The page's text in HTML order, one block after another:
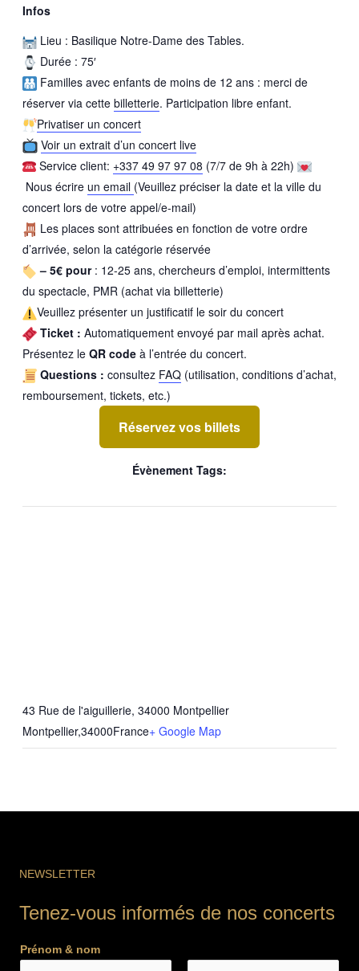
Infos
Lieu : Basilique Notre-Dame des Tables.
Durée : 75′
Familles avec enfants de moins de 12 ans : merci de
réserver via cette billetterie. Participation libre enfant.
Privatiser un concert
Voir un extrait d’un concert live
Service client: +337 49 97 97 08 (7/7 de 9h à 22h)
Nous écrire un email (Veuillez préciser la date et la ville du
concert lors de votre appel/e-mail)
Les places sont attribuées en fonction de votre ordre
d’arrivée, selon la catégorie réservée
– 5€ pour : 12-25 ans, chercheurs d’emploi, intermittents
du spectacle, PMR (achat via billetterie)
Veuillez présenter un justificatif le soir du concert
Ticket : Automatiquement envoyé par mail après achat.
Présentez le QR code à l’entrée du concert.
Questions : consultez FAQ(utilisation, conditions d’achat,
remboursement, tickets, etc.)
Réservez vos billets
Évènement Tags:
43 Rue de l'aiguillerie, 34000 Montpellier
Montpellier,34000France+ Google Map
NEWSLETTER
Tenez-vous informés de nos concerts
Prénom & nom